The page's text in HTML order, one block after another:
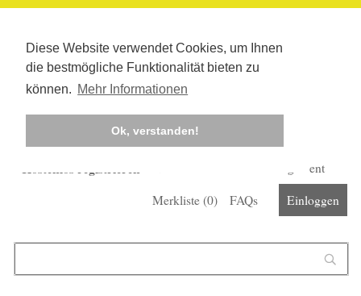
Diese Website verwendet Cookies, um Ihnen
die bestmögliche Funktionalität bieten zu
können. Mehr Informationen
Ok, verstanden!
Kostenlos registrieren
Corona-Management
Merkliste (0) FAQs Einloggen